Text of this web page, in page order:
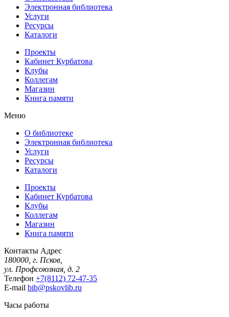
Электронная библиотека
Услуги
Ресурсы
Каталоги
Проекты
Кабинет Курбатова
Клубы
Коллегам
Магазин
Книга памяти
Меню
О библиотеке
Электронная библиотека
Услуги
Ресурсы
Каталоги
Проекты
Кабинет Курбатова
Клубы
Коллегам
Магазин
Книга памяти
Контакты Адрес
180000, г. Псков,
ул. Профсоюзная, д. 2
Телефон +7(8112) 72-47-35
E-mail bib@pskovlib.ru
Часы работы